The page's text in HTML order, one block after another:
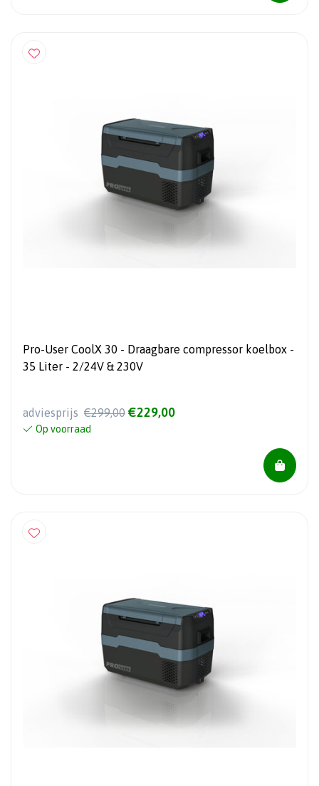
Pro-User CoolX 30 - Draagbare compressor koelbox -
35 Liter - 2/24V & 230V
adviesprijs €299,00 €229,00
Op voorraad